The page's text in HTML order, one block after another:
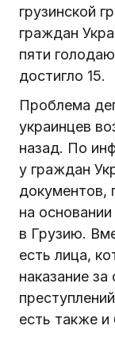
грузинской
граждан
пяти
достигло 15.
Проблема
украинцев
назад. По
у граждан
документов,
на
в Грузию.
есть лица,
наказание
есть также и